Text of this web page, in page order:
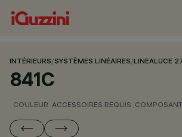
INTÉRIEURS/SYSTÈMES LINÉAIRES/LINEALUCE
841C
COULEUR ACCESSOIRES REQUIS